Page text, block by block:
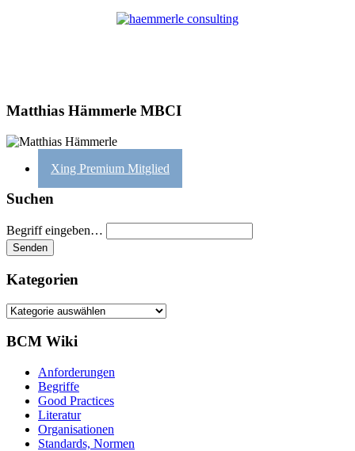
Matthias Hämmerle MBCI
Xing Premium Mitglied
Suchen
Begriff eingeben…
Kategorien
Kategorien
BCM Wiki
Anforderungen
Begriffe
Good Practices
Literatur
Organisationen
Standards, Normen